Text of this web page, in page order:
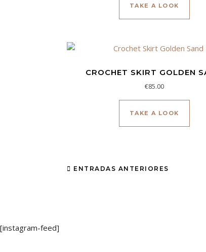
TAKE A LOOK
CROCHET SKIRT GOLDEN
€85.00
TAKE A LOOK
ENTRADAS ANTERIORES
[instagram-feed]